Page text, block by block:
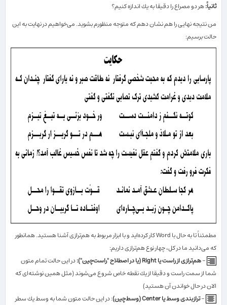
ثانیاً:هر دو مصراع را دقیقا به یك اندازه كنیم؟
من نتیجه نهایی را هم نشان دهم كه متوجه منظورم بشوید. می‌خواهیم در نهایت به این
حالت برسیم:
مطمئناً تا به حال باWordكار كرده‌اید و با ابزار مربوط به هم‌ترازی آشنا هستید. همانطور
كه می‌دانید ما در كل، چهار نوع هم‌ترازی داریم:
-هم‌ترازی از راست یاRight(یا در اصطلاح "راست‌چین"):در این حالت تمام متون
شما از سمت راست و دقیقا از یك نقطه خاص شروع می‌شوند (مثل همین نوشته‌ای كه
الان در حال خواندن آن هستید)
-ترازبندی وسط یا Center (وسط‌چین)
: در این حالت متون شما به وسط یك سطر